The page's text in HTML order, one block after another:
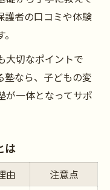
護者の口コミや体験
大切なポイントで
塾なら、子どもの変
が一体となってサポ
は
由
注意点